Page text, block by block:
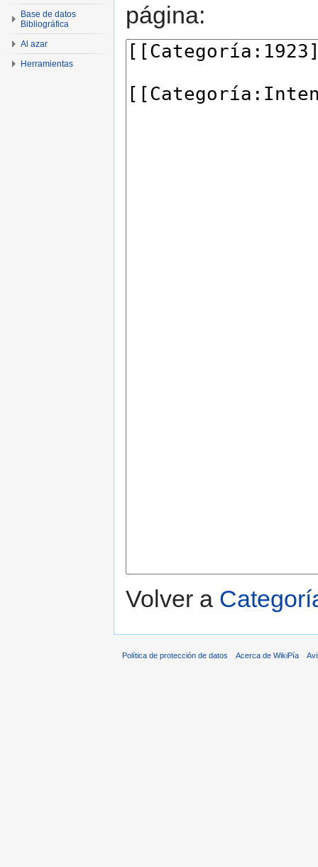
página:
Volver a
Base de datos
Bibliográfica
Al azar
Herramientas
Política de protección de datos Acerca de WikiPía